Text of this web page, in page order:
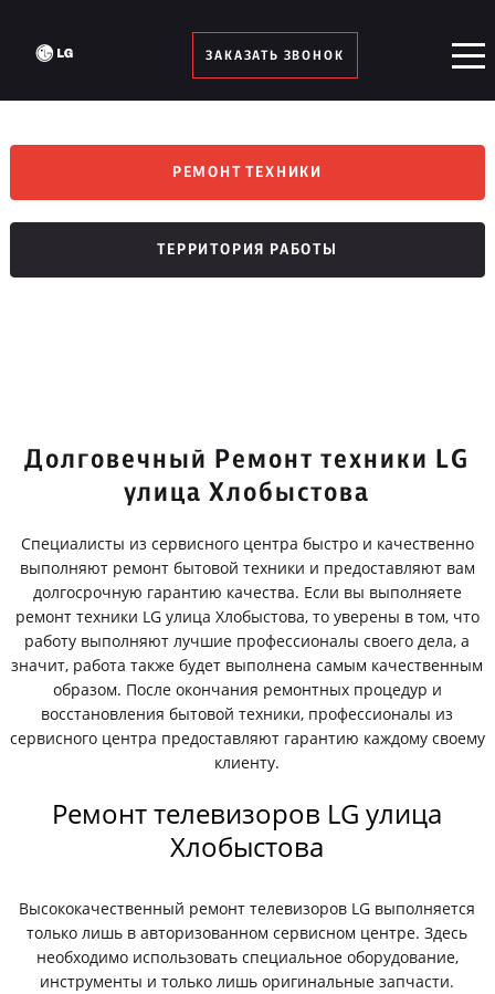
ЗАКАЗАТЬ ЗВОНОК
РЕМОНТ ТЕХНИКИ
ТЕРРИТОРИЯ РАБОТЫ
Долговечный Ремонт техники LG
улица Хлобыстова
Специалисты из сервисного центра быстро и качественно
выполняют ремонт бытовой техники и предоставляют вам
долгосрочную гарантию качества. Если вы выполняете
ремонт техники LG улица Хлобыстова, то уверены в том, что
работу выполняют лучшие профессионалы своего дела, а
значит, работа также будет выполнена самым качественным
образом. После окончания ремонтных процедур и
восстановления бытовой техники, профессионалы из
сервисного центра предоставляют гарантию каждому своему
клиенту.
Ремонт телевизоров LG улица
Хлобыстова
Высококачественный ремонт телевизоров LG выполняется
только лишь в авторизованном сервисном центре. Здесь
необходимо использовать специальное оборудование,
инструменты и только лишь оригинальные запчасти.